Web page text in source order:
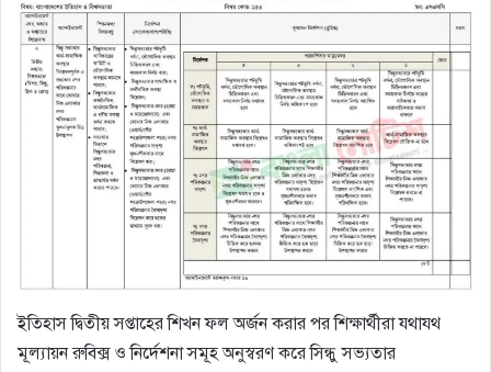
ইতিহাস দ্বিতীয় সপ্তাহের শিখন ফল অর্জন করার পর শিক্ষার্থীরা যথাযথ
মূল্যায়ন রুবিক্স ও নির্দেশনা সমূহ অনুস্বরণ করে সিন্ধু সভ্যতার